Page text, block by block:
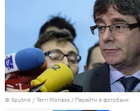
© Sputnik / Terri Monass / Перейти в фотобанк